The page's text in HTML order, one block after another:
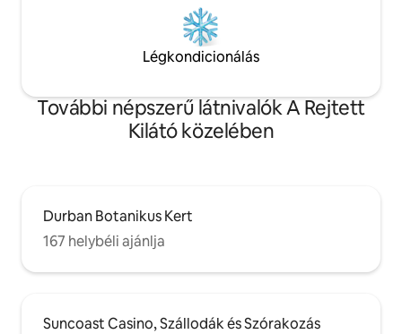
Légkondicionálás
További népszerű látnivalók A Rejtett
Kilátó közelében
Durban Botanikus Kert
167 helybéli ajánlja
Suncoast Casino, Szállodák és Szórakozás